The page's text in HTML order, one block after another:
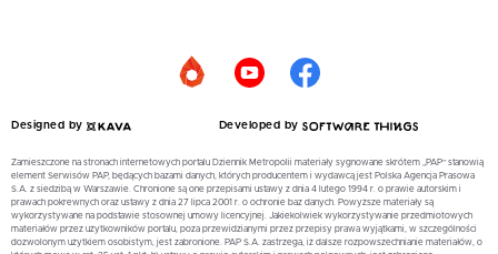
Designed by Developed by
Zamieszczone na stronach internetowych portalu Dziennik Metropolii materiały sygnowane skrótem „PAP” stanowią
element Serwisów PAP, będących bazami danych, których producentem i wydawcą jest Polska Agencja Prasowa
S.A. z siedzibą w Warszawie. Chronione są one przepisami ustawy z dnia 4 lutego 1994 r. o prawie autorskim i
prawach pokrewnych oraz ustawy z dnia 27 lipca 2001 r. o ochronie baz danych. Powyższe materiały są
wykorzystywane na podstawie stosownej umowy licencyjnej. Jakiekolwiek wykorzystywanie przedmiotowych
materiałów przez użytkowników portalu, poza przewidzianymi przez przepisy prawa wyjątkami, w szczególności
dozwolonym użytkiem osobistym, jest zabronione. PAP S.A. zastrzega, iż dalsze rozpowszechnianie materiałów, o